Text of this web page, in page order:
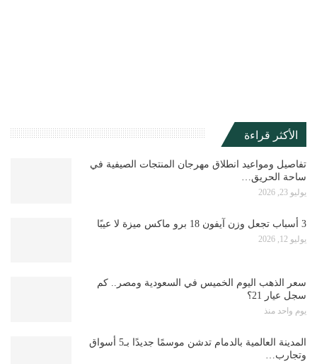
الأكثر قراءة
تفاصيل ومواعيد انطلاق مهرجان المنتجات الصيفية في
ساحة الحريق…
يوليو 23, 2026
3 أسباب تجعل وزن آيفون 18 برو ماكس ميزة لا عيبًا
يوليو 12, 2026
سعر الذهب اليوم الخميس في السعودية ومصر.. كم
سجل عيار 21؟
يوم واحد منذ
المدينة العالمية بالدمام تدشن موسمًا جديدًا بـ5 أسواق
وتجارب…